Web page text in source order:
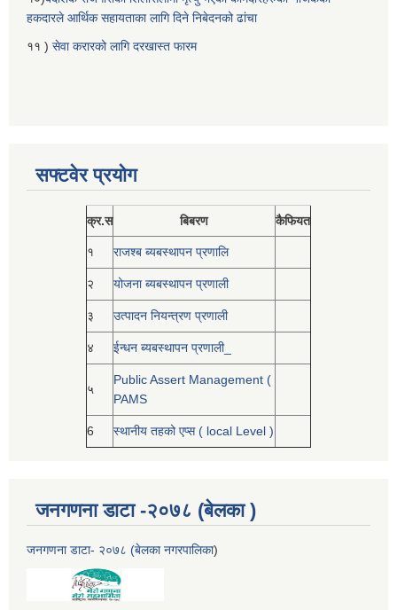
हकदारले आर्थिक सहायताका लागि दिने निबेदनको ढांचा
११ ) सेवा करारको लागि दरखास्त फारम
सफ्टवेर प्रयोग
क्र.स बिबरण कैफियत
१ राजश्ब ब्यबस्थापन प्रणालि
२ योजना ब्यबस्थापन प्रणाली
३ उत्पादन नियन्त्रण प्रणाली
४ ईन्धन ब्यबस्थापन प्रणाली_
५
Public Assert Management (
PAMS
6 स्थानीय तहको एप्स ( local Level )
जनगणना डाटा -२०७८ (बेलका )
जनगणना डाटा- २०७८ (बेलका नगरपालिका)